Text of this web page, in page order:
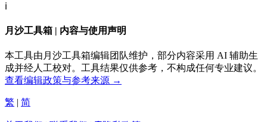
ℹ️
月沙工具箱 | 内容与使用声明
本工具由月沙工具箱编辑团队维护，部分内容采用 AI 辅助生
成并经人工校对。工具结果仅供参考，不构成任何专业建议。
查看编辑政策与参考来源 →
繁 | 简